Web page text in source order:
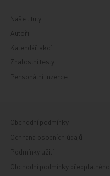
Naše tituly
Autoři
Kalendář akcí
Znalostní testy
Personální inzerce
Obchodní podmínky
Ochrana osobních údajů
Podmínky užití
Obchodní podmínky předplatného